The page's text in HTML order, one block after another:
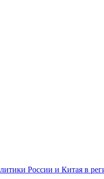
России и Китая в